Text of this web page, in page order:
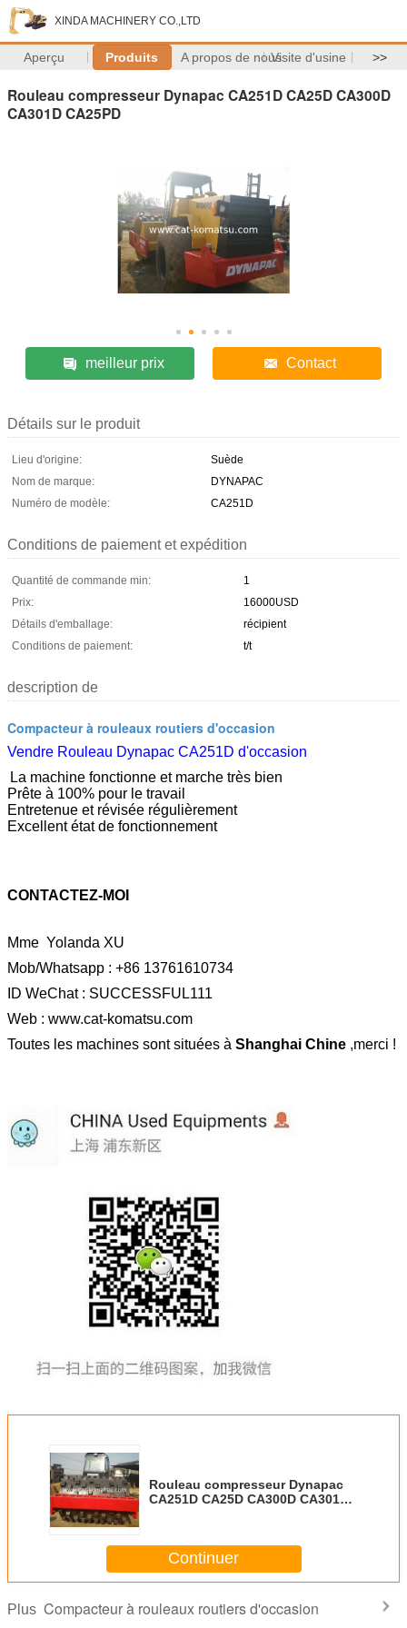
XINDA MACHINERY CO.,LTD
Aperçu Produits A propos de nousVisite d'usine >>
Rouleau compresseur Dynapac CA251D CA25D CA300D
CA301D CA25PD
meilleur prix Contact
Détails sur le produit
Lieu d'origine:
Suède
Nom de marque:
DYNAPAC
Numéro de modèle:
CA251D
Conditions de paiement et expédition
Quantité de commande min:
1
Prix:
16000USD
Détails d'emballage:
récipient
Conditions de paiement:
t/t
description de
Compacteur à rouleaux routiers d'occasion
Vendre Rouleau Dynapac CA251D d'occasion
La machine fonctionne et marche très bien
Prête à 100% pour le travail
Entretenue et révisée régulièrement
Excellent état de fonctionnement
CONTACTEZ-MOI
Mme Yolanda XU
Mob/Whatsapp : +86 13761610734
ID WeChat : SUCCESSFUL111
Web : www.cat-komatsu.com
Toutes les machines sont situées à Shanghai Chine ,merci !
Rouleau compresseur Dynapac
CA251D CA25D CA300D CA301D
Continuer
Plus Compacteur à rouleaux routiers d'occasion